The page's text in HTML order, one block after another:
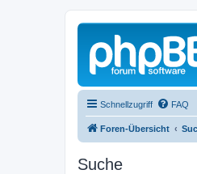
Schnellzugriff FAQ
Foren-Übersicht
Suche